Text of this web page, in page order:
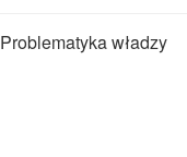
Problematyka władzy